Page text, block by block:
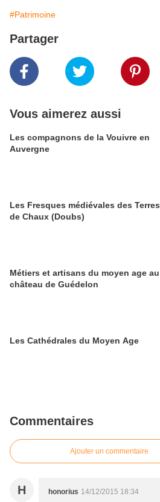
#Patrimoine
Partager
Vous aimerez aussi
Les compagnons de la Vouivre en
Auvergne
Les Fresques médiévales des Terres
de Chaux (Doubs)
Métiers et artisans du moyen age au
château de Guédelon
Les Cathédrales du Moyen Age
Commentaires
Ajouter un commentaire
H honorius 14/12/2015 18:34